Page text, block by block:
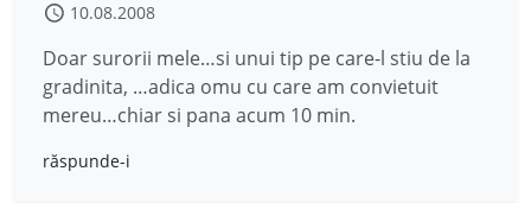
10.08.2008
Doar surorii mele…si unui tip pe care-l stiu de la
gradinita, …adica omu cu care am convietuit
mereu…chiar si pana acum 10 min.
răspunde-i